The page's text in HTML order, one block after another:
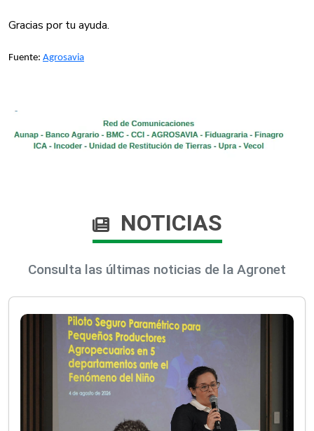
​Gracias por tu ayuda.
Fuente: Agrosavia
NOTICIAS
Consulta las últimas noticias de la Agronet